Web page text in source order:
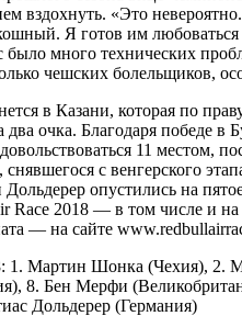
вздохнуть. «Это
Я готов им
много технических
чешских болельщиков,
в Казани, которая по
два очка. Благодаря победе
11 местом,
с венгерского
Дольдерер опустились на
Race 2018 — в том числе и
— на сайте
1. Мартин Шонка (Чехия),
8. Бен Мерфи
Дольдерер (Германия)